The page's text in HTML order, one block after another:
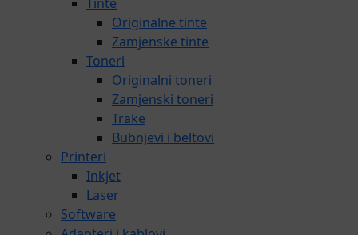
Originalne tinte
Zamjenske tinte
Toneri
Originalni toneri
Zamjenski toneri
Trake
Bubnjevi i beltovi
Printeri
Inkjet
Laser
Software